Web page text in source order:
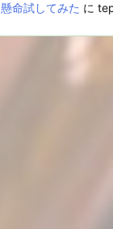
懸命試してみた に